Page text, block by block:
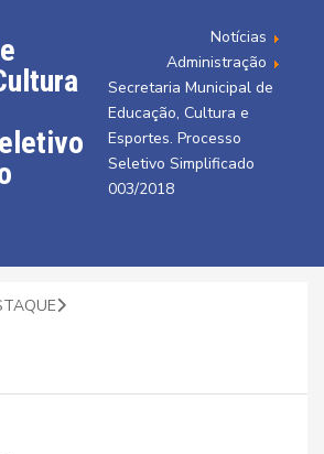
Notícias
Administração
Secretaria Municipal de
Educação, Cultura e
Esportes. Processo
Seletivo Simplificado
003/2018